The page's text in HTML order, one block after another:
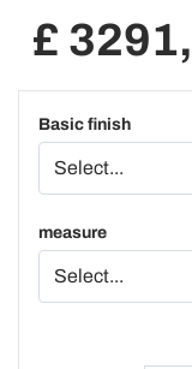
£
Basic finish
measure